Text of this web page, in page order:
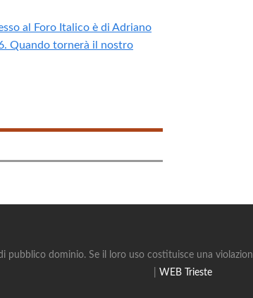
al Foro Italico è di Adriano
Quando tornerà il nostro
pubblico dominio. Se il loro uso costituisce una
WEB Trieste